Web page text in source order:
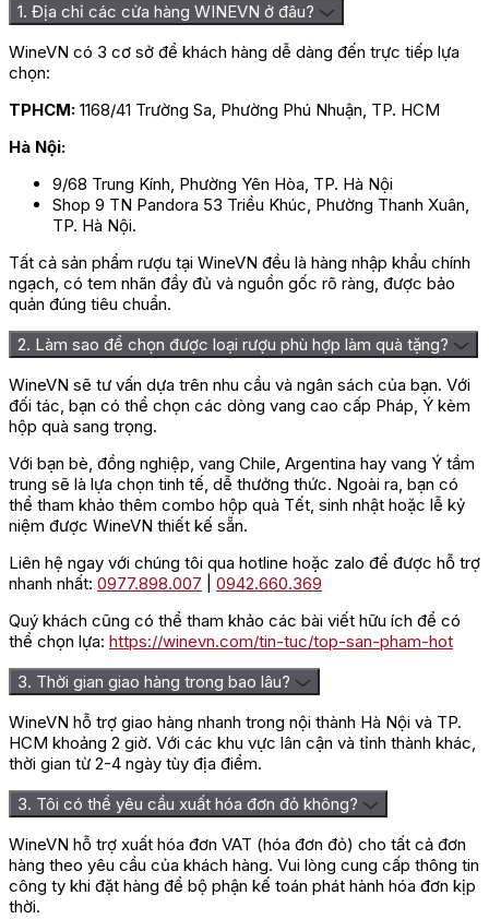
Hương vị rượu VSOP Brandy France
VSOP Brandy France là dòng
phong cách truyền thống Pháp, được ủ lâu năm trong thùng gỗ
sồi để đạt đến sự cân bằng hoàn hảo giữa độ êm, hương thơm
và chiều sâu hương vị.
Khi rót ra ly, rượu ánh lên sắc hổ phách vàng óng, toát lên vẻ
sang trọng và quyến rũ. Hương thơm nồng nàn của trái cây chín
như mận, lê, táo khô hòa quyện cùng vani, mật ong và gỗ sồi
cổ điển, tạo nên tầng hương phong phú đặc trưng của dòng
VSOP (Very Superior Old Pale).
Khi thưởng thức, vị rượu êm dịu, cấu trúc mượt mà, mở đầu là
vị ngọt nhẹ của caramel và hạnh nhân, tiếp nối bằng vị cay tinh
tế của gỗ sồi và tiêu trắng, khép lại bằng hậu vị ấm áp, kéo dài
và đậm dấu ấn Pháp.
1. Địa chỉ các cửa hàng WINEVN ở đâu?
WineVN có 3 cơ sở để khách hàng dễ dàng đến trực tiếp lựa
chọn:
TPHCM: 1168/41 Trường Sa, Phường Phú Nhuận, TP. HCM
Hà Nội:
9/68 Trung Kính, Phường Yên Hòa, TP. Hà Nội
Shop 9 TN Pandora 53 Triều Khúc, Phường Thanh Xuân,
TP. Hà Nội.
Tất cả sản phẩm rượu tại WineVN đều là hàng nhập khẩu chính
ngạch, có tem nhãn đầy đủ và nguồn gốc rõ ràng, được bảo
quản đúng tiêu chuẩn.
2. Làm sao để chọn được loại rượu phù hợp làm quà tặng?
WineVN sẽ tư vấn dựa trên nhu cầu và ngân sách của bạn. Với
đối tác, bạn có thể chọn các dòng vang cao cấp Pháp, Ý kèm
hộp quà sang trọng.
Với bạn bè, đồng nghiệp, vang Chile, Argentina hay vang Ý tầm
trung sẽ là lựa chọn tinh tế, dễ thưởng thức. Ngoài ra, bạn có
thể tham khảo thêm combo hộp quà Tết, sinh nhật hoặc lễ kỷ
niệm được WineVN thiết kế sẵn.
Liên hệ ngay với chúng tôi qua hotline hoặc zalo để được hỗ trợ
nhanh nhất: 0977.898.007
0942.660.369
Quý khách cũng có thể tham khảo các bài viết hữu ích để có
thể chọn lựa: https://winevn.com/tin-tuc/top-san-pham-hot
3. Thời gian giao hàng trong bao lâu?
WineVN hỗ trợ giao hàng nhanh trong nội thành Hà Nội và TP.
HCM khoảng 2 giờ. Với các khu vực lân cận và tỉnh thành khác,
thời gian từ 2-4 ngày tùy địa điểm.
3. Tôi có thể yêu cầu xuất hóa đơn đỏ không?
WineVN hỗ trợ xuất hóa đơn VAT (hóa đơn đỏ) cho tất cả đơn
hàng theo yêu cầu của khách hàng. Vui lòng cung cấp thông tin
công ty khi đặt hàng để bộ phận kế toán phát hành hóa đơn kịp
thời.